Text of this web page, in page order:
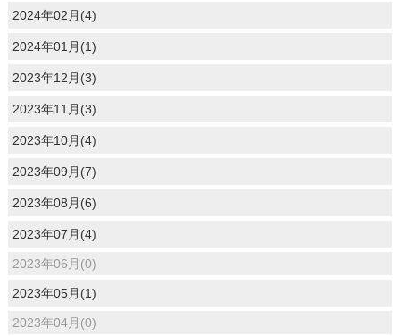
2024年02月(4)
2024年01月(1)
2023年12月(3)
2023年11月(3)
2023年10月(4)
2023年09月(7)
2023年08月(6)
2023年07月(4)
2023年06月(0)
2023年05月(1)
2023年04月(0)